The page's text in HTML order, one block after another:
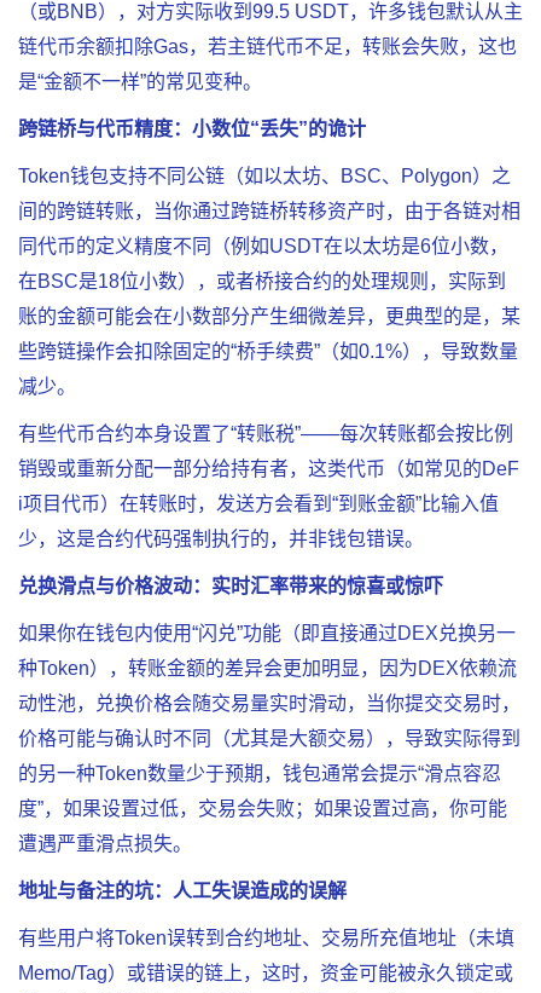
（或BNB），对方实际收到99.5 USDT，许多钱包默认从主
链代币余额扣除Gas，若主链代币不足，转账会失败，这也
是“金额不一样”的常见变种。
跨链桥与代币精度：小数位“丢失”的诡计
Token钱包支持不同公链（如以太坊、BSC、Polygon）之
间的跨链转账，当你通过跨链桥转移资产时，由于各链对相
同代币的定义精度不同（例如USDT在以太坊是6位小数，
在BSC是18位小数），或者桥接合约的处理规则，实际到
账的金额可能会在小数部分产生细微差异，更典型的是，某
些跨链操作会扣除固定的“桥手续费”（如0.1%），导致数量
减少。
有些代币合约本身设置了“转账税”——每次转账都会按比例
销毁或重新分配一部分给持有者，这类代币（如常见的DeF
i项目代币）在转账时，发送方会看到“到账金额”比输入值
少，这是合约代码强制执行的，并非钱包错误。
兑换滑点与价格波动：实时汇率带来的惊喜或惊吓
如果你在钱包内使用“闪兑”功能（即直接通过DEX兑换另一
种Token），转账金额的差异会更加明显，因为DEX依赖流
动性池，兑换价格会随交易量实时滑动，当你提交交易时，
价格可能与确认时不同（尤其是大额交易），导致实际得到
的另一种Token数量少于预期，钱包通常会提示“滑点容忍
度”，如果设置过低，交易会失败；如果设置过高，你可能
遭遇严重滑点损失。
地址与备注的坑：人工失误造成的误解
有些用户将Token误转到合约地址、交易所充值地址（未填
Memo/Tag）或错误的链上，这时，资金可能被永久锁定或